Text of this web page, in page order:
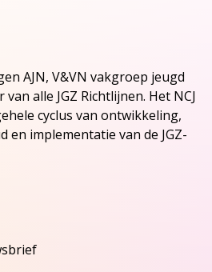
AJN, V&VN vakgroep jeugd
alle JGZ Richtlijnen. Het NCJ
cyclus van ontwikkeling,
en implementatie van de JGZ-